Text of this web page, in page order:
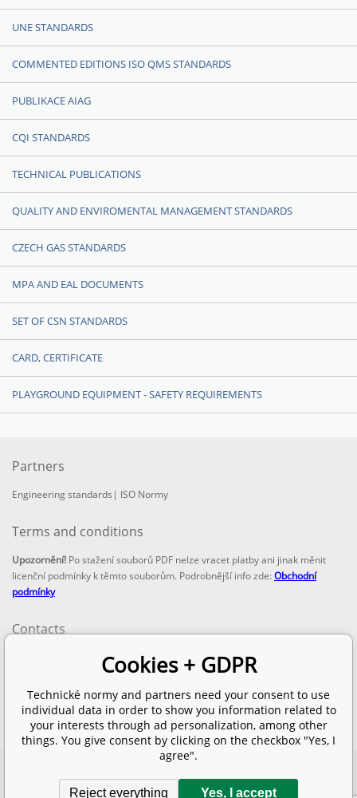
UNE STANDARDS
COMMENTED EDITIONS ISO QMS STANDARDS
PUBLIKACE AIAG
CQI STANDARDS
TECHNICAL PUBLICATIONS
QUALITY AND ENVIROMENTAL MANAGEMENT STANDARDS
CZECH GAS STANDARDS
MPA AND EAL DOCUMENTS
SET OF CSN STANDARDS
CARD, CERTIFICATE
PLAYGROUND EQUIPMENT - SAFETY REQUIREMENTS
Partners
Engineering standards | ISO Normy
Terms and conditions
Upozornění! Po stažení souborů PDF nelze vracet platby ani jinak měnit
licenční podmínky k těmto souborům. Podrobnější info zde:Obchodní
podmínky
Contacts
info@technickenormy.cz
obchod@technickenormy.cz
Telefon:
+420 377 387 684
Cookies + GDPR
Technické normy and partners need your consent to use
individual data in order to show you information related to
your interests through ad personalization, among other
things. You give consent by clicking on the checkbox "Yes, I
agree".
Reject everything Yes, I accept